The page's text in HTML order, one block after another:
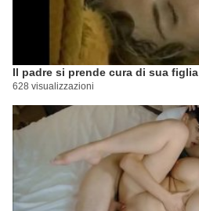
Il padre si prende cura di sua figlia
628 visualizzazioni